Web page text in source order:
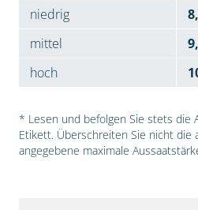
niedrig
mittel
hoch
* Lesen und befolgen Sie stets die
Etikett. Überschreiten Sie nicht die
angegebene maximale